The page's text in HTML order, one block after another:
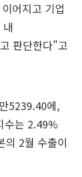
어지고 기업
판단한다”고
5239.40에,
수는 2.49%
의 2월 수출이